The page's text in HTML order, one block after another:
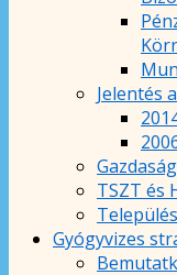
Jelentés
TSZT és
Gyógyvizes